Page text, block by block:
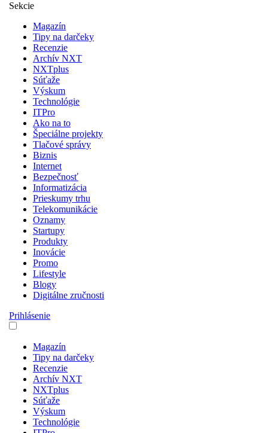
Sekcie
Magazín
Tipy na darčeky
Recenzie
Archív NXT
NXTplus
Súťaže
Výskum
Technológie
ITPro
Ako na to
Špeciálne projekty
Tlačové správy
Biznis
Internet
Bezpečnosť
Informatizácia
Prieskumy trhu
Telekomunikácie
Oznamy
Startupy
Produkty
Inovácie
Promo
Lifestyle
Blogy
Digitálne zručnosti
Prihlásenie
Magazín
Tipy na darčeky
Recenzie
Archív NXT
NXTplus
Súťaže
Výskum
Technológie